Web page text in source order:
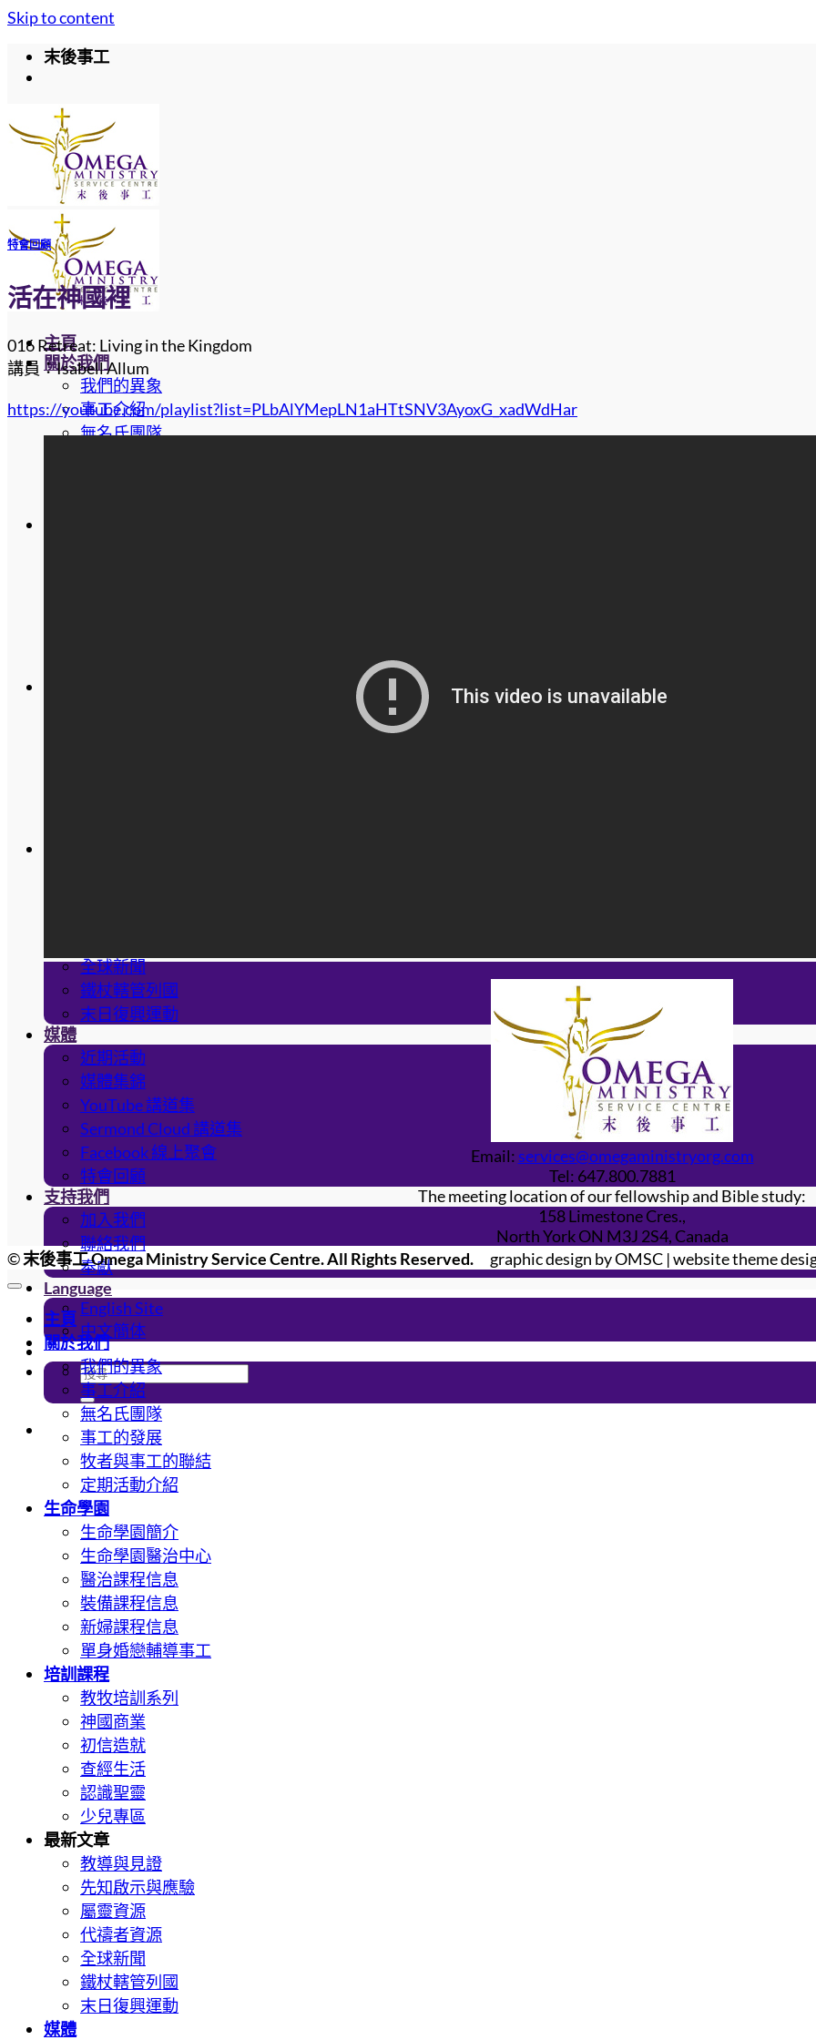
Skip to content
末後事工
主頁
關於我們
我們的異象
事工介紹
無名氏團隊
全球新聞
鐵杖轄管列國
末日復興運動
媒體
近期活動
媒體集錦
YouTube 講道集
Sermond Cloud 講道集
Facebook 線上聚會
特會回顧
支持我們
加入我們
聯絡我們
奉獻
Language
English Site
中文簡体
特會回顧
活在神國裡
016 Retreat: Living in the Kingdom
講員：Isabell Allum
https://youtube.com/playlist?list=PLbAlYMepLN1aHTtSNV3AyoxG_xadWdHar
Email: services@omegaministryorg.com
Tel: 647.800.7881
The meeting location of our fellowship and Bible study:
158 Limestone Cres.,
North York ON M3J 2S4, Canada
©末後事工 Omega Ministry Service Centre. All Rights Reserved. graphic design by OMSC | website theme
主頁
關於我們
我們的異象
事工介紹
無名氏團隊
事工的發展
牧者與事工的聯結
定期活動介紹
生命學園
生命學園簡介
生命學園醫治中心
醫治課程信息
裝備課程信息
新婦課程信息
單身婚戀輔導事工
培訓課程
教牧培訓系列
神國商業
初信造就
查經生活
認識聖靈
少兒專區
最新文章
教導與見證
先知啟示與應驗
屬靈資源
代禱者資源
全球新聞
鐵杖轄管列國
末日復興運動
媒體